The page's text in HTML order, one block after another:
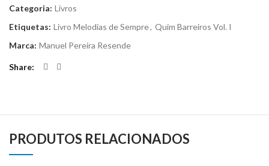
Categoria: Livros
Etiquetas: Livro Melodias de Sempre, Quim Barreiros Vol. I
Marca: Manuel Pereira Resende
Share
PRODUTOS RELACIONADOS